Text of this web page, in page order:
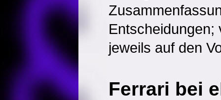
Entscheidungen;
jeweils auf den
Ferrari bei